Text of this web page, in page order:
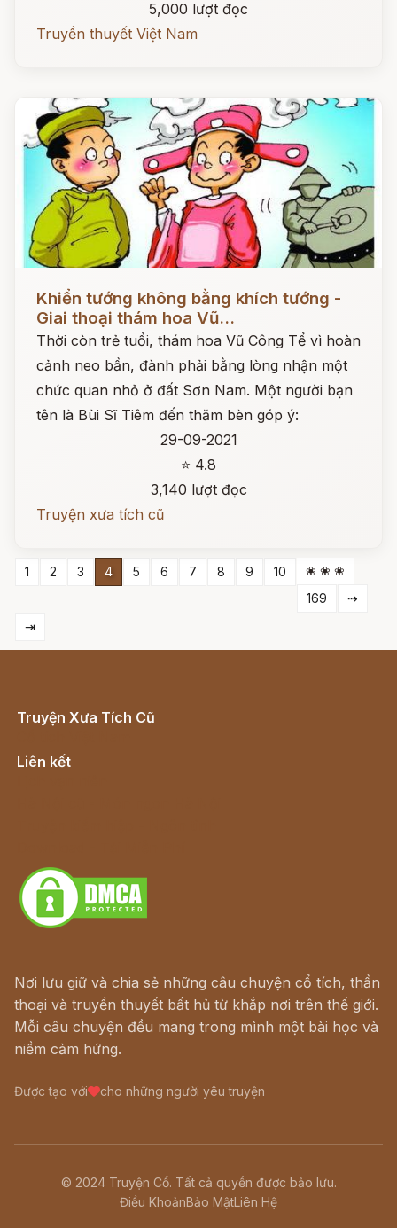
5,000 lượt đọc
Truyền thuyết Việt Nam
Đọc ngay
Khiển tướng không bằng khích tướng -
Giai thoại thám hoa Vũ...
Thời còn trẻ tuổi, thám hoa Vũ Công Tể vì hoàn
cảnh neo bần, đành phải bằng lòng nhận một
chức quan nhỏ ở đất Sơn Nam. Một người bạn
tên là Bùi Sĩ Tiêm đến thăm bèn góp ý:
29-09-2021
⭐ 4.8
3,140 lượt đọc
Truyện xưa tích cũ
1 2 3 4 5 6 7 8 9 10
❀ ❀ ❀
169
⇢
⇥
Truyện Xưa Tích Cũ
Liên kết
Nơi lưu giữ và chia sẻ những câu chuyện cổ tích, thần
thoại và truyền thuyết bất hủ từ khắp nơi trên thế giới.
Mỗi câu chuyện đều mang trong mình một bài học và
niềm cảm hứng.
Được tạo với cho những người yêu truyện
© 2024 Truyện Cổ. Tất cả quyền được bảo lưu.
Điều KhoảnBảo MậtLiên Hệ